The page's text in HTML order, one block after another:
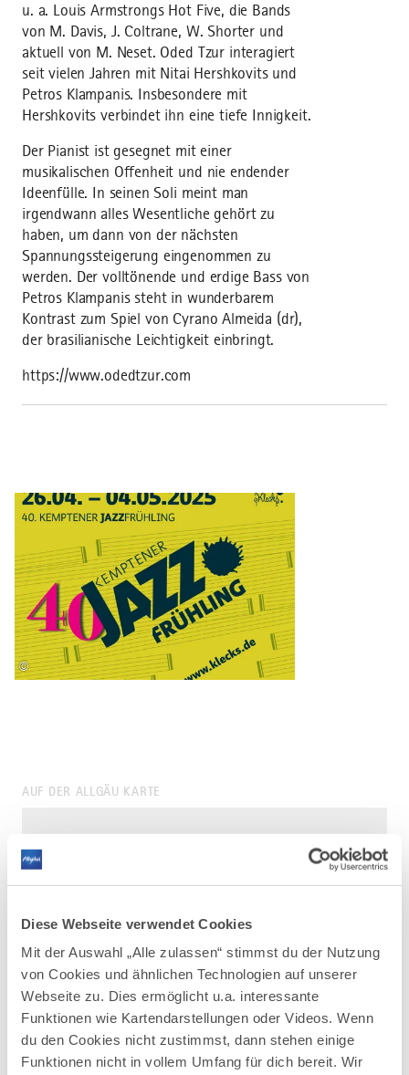
Diese Webseite verwendet Cookies
Mit der Auswahl „Alle zulassen“ stimmst du der Nutzung
von Cookies und ähnlichen Technologien auf unserer
Webseite zu. Dies ermöglicht u.a. interessante
Funktionen wie Kartendarstellungen oder Videos. Wenn
du den Cookies nicht zustimmst, dann stehen einige
Funktionen nicht in vollem Umfang für dich bereit. Wir
u. a. Louis Armstrongs Hot Five, die Bands
von M. Davis, J. Coltrane, W. Shorter und
aktuell von M. Neset. Oded Tzur interagiert
seit vielen Jahren mit Nitai Hershkovits und
Petros Klampanis. Insbesondere mit
Hershkovits verbindet ihn eine tiefe Innigkeit.
Der Pianist ist gesegnet mit einer
musikalischen Offenheit und nie endender
Ideenfülle. In seinen Soli meint man
irgendwann alles Wesentliche gehört zu
haben, um dann von der nächsten
Spannungssteigerung eingenommen zu
werden. Der volltönende und erdige Bass von
Petros Klampanis steht in wunderbarem
Kontrast zum Spiel von Cyrano Almeida (dr),
der brasilianische Leichtigkeit einbringt.
https://www.odedtzur.com
©
AUF DER ALLGÄU KARTE